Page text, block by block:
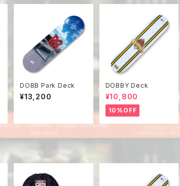
DOBB Park Deck
¥13,200
DOBBY Deck
¥10,800
10%OFF